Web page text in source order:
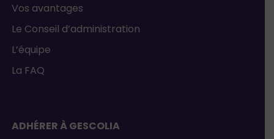
Vos avantages
Le Conseil d’administration
L’équipe
La FAQ
ADHÉRER À GESCOLIA